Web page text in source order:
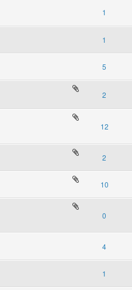
1
1
5
2
12
2
10
0
4
1